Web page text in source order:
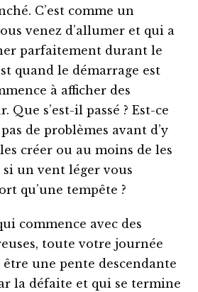
C’est comme un
venez d’allumer et qui a
parfaitement durant le
quand le démarrage est
à afficher des
Que s’est-il passé ? Est-ce
de problèmes avant d’y
créer ou au moins de les
un vent léger vous
qu’une tempête ?
commence avec des
toute votre journée
être une pente descendante
la défaite et qui se termine